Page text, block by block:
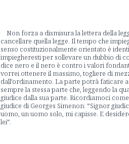
Non forza a dismisura la lettera della
cancellare quella legge. Il tempo che
senso costituzionalmente orientato è
impiegheresti per sollevare un dubbio di
dice nero e il nero è contro i valori
vorrei ottenere il massimo, togliere di
dall’ordinamento. La parte potrà faticare
sempre la stessa parte che, leggendo la
giudice dalla sua parte. Ricordiamoci
giudice di Georges Simenon: “Signor
uomo, un uomo solo, mi capisse. E
lei”.